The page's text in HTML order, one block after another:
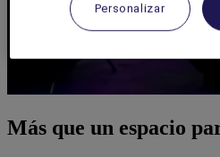
Más que un espacio
Personalizar